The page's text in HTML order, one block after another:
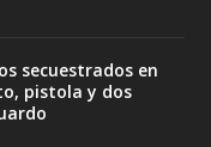
secuestrados en
pistola y dos